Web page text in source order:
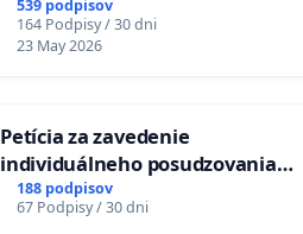
539 podpisov
164 Podpisy / 30 dni
23 May 2026
Petícia za zavedenie
individuálneho posudzovania
zdravotnej spôsobilosti osôb s
diabetom 1. a 2. typu pri prijímaní
188 podpisov
67 Podpisy / 30 dni